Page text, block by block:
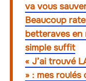
va vous
Beaucoup
betteraves en
simple suffit
« J’ai trouvé
» : mes